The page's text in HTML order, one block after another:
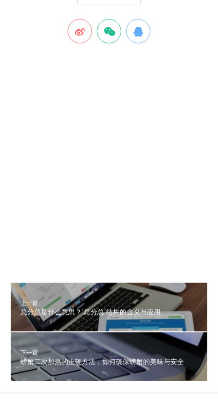
上一篇
总分总是什么意思？‘总分总’结构的含义与应用
下一篇
螃蟹二次加热的正确方法，如何确保螃蟹的美味与安全